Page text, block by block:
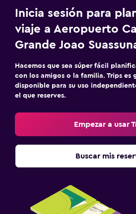
Inicia sesión para
viaje a Aeropuerto
Grande Joao
Hacemos que sea súper fácil
con los amigos o la familia. Trips es
disponible para su uso
el que reserves.
Empezar a usar
Buscar mis